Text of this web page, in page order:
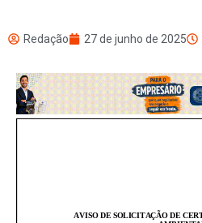
Redação 27 de junho de 2025